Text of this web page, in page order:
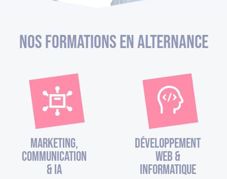
Nos Formations en alternance
Marketing,
Communication
& IA
Développement
Web &
Informatique